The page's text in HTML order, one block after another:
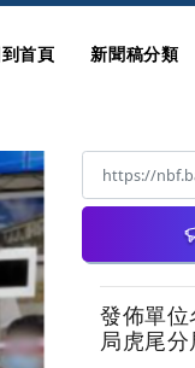
首頁 新聞稿分類
發佈單
局虎尾分